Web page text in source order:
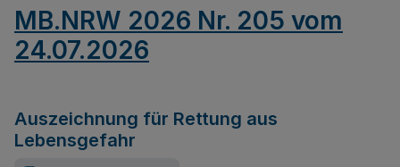
MB.NRW 2026 Nr. 205 vom
24.07.2026
Auszeichnung für Rettung aus
Lebensgefahr